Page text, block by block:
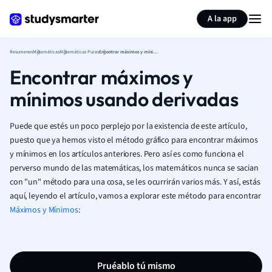
A la app
ResumenesMatemáticasMatemáticas Puras Encontrar máximos y mínimos usando derivadas
Encontrar máximos y
mínimos usando derivadas
Puede que estés un poco perplejo por la existencia de este artículo,
puesto que ya hemos visto el método gráfico para encontrar máximos
y mínimos en los artículos anteriores. Pero así es como funciona el
perverso mundo de las matemáticas, los matemáticos nunca se sacian
con "un" método para una cosa, se les ocurrirán varios más. Y así, estás
aquí, leyendo el artículo, vamos a explorar este método para encontrar
Máximos y Mínimos:
Pruéablo tú mismo
Resumir página